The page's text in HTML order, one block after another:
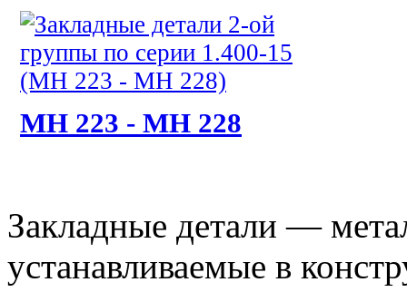
МН 223 - МН 228
Закладные детали —
устанавливаемые в